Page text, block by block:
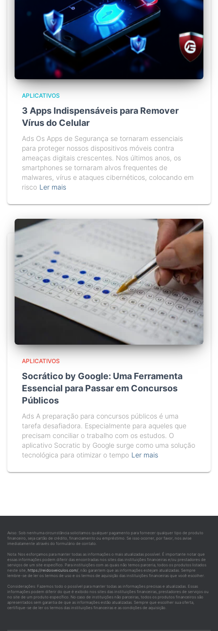
APLICATIVOS
3 Apps Indispensáveis para Remover
Vírus do Celular
Ads Os Apps de Segurança se tornaram essenciais
para proteger nossos dispositivos móveis contra
ameaças digitais crescentes. Nos últimos anos, os
smartphones se tornaram alvos frequentes de
malwares, vírus e ataques cibernéticos, colocando em
risco Ler mais
APLICATIVOS
Socrático by Google: Uma Ferramenta
Essencial para Passar em Concursos
Públicos
Ads A preparação para concursos públicos é uma
tarefa desafiadora. Especialmente para aqueles que
precisam conciliar o trabalho com os estudos. O
aplicativo Socratic by Google surge como uma solução
tecnológica para otimizar o tempo Ler mais
Aviso: Sob nenhuma circunstância solicitamos qualquer pagamento para fornecer qualquer tipo de produto
financeiro, seja cartão de crédito, financiamento ou empréstimo. Se isso ocorrer, por favor, nos avise
imediatamente através do formulário de contato.
Nota: Nos esforçamos para manter todas as informações o mais atualizadas possível. É importante notar que
essas informações podem diferir das encontradas nos sites das instituições financeiras e/ou prestadores de
serviços de um site específico. Para instituições com as quais não temos parceria, todos os produtos listados
neste site, https://reidosveiculos.com/, não garantem que as informações estejam atualizadas. Sempre
lembre-se de ler os termos de uso e os termos de aquisição das instituições financeiras que você escolher.
Considerações: Fazemos todo o possível para manter todas as informações precisas e atualizadas. Essas
informações podem diferir do que é exibido nos sites das instituições financeiras, prestadores de serviços ou
no site de um produto específico. No caso de instituições não parceiras, todos os produtos financeiros são
apresentados sem garantia de que as informações estão atualizadas. Sempre que escolher sua oferta,
certifique-se de ler os termos das instituições financeiras e as condições de aquisição.